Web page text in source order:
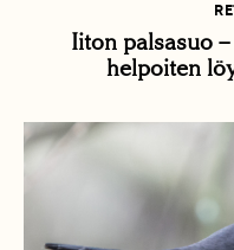
Iiton palsasuo
helpoiten